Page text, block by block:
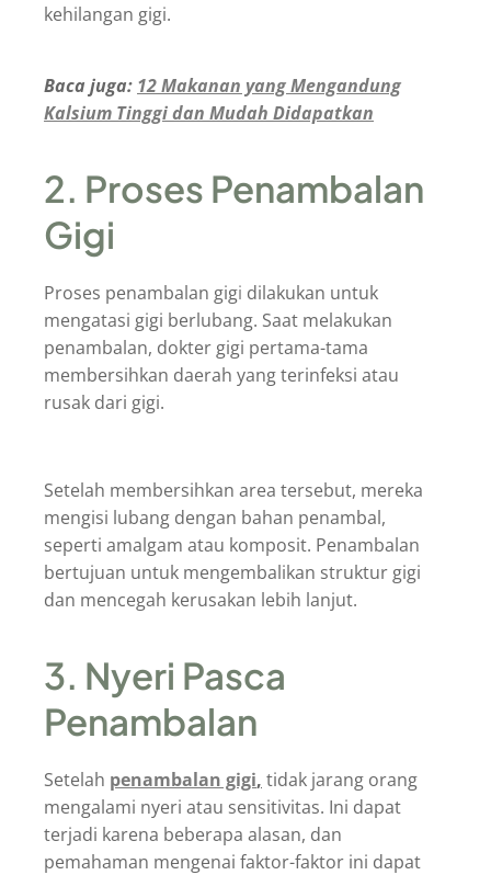
kehilangan gigi.
Baca juga: 12 Makanan yang Mengandung
Kalsium Tinggi dan Mudah Didapatkan
2. Proses Penambalan
Gigi
Proses penambalan gigi dilakukan untuk
mengatasi gigi berlubang. Saat melakukan
penambalan, dokter gigi pertama-tama
membersihkan daerah yang terinfeksi atau
rusak dari gigi.
Setelah membersihkan area tersebut, mereka
mengisi lubang dengan bahan penambal,
seperti amalgam atau komposit. Penambalan
bertujuan untuk mengembalikan struktur gigi
dan mencegah kerusakan lebih lanjut.
3. Nyeri Pasca
Penambalan
Setelah penambalan gigi, tidak jarang orang
mengalami nyeri atau sensitivitas. Ini dapat
terjadi karena beberapa alasan, dan
pemahaman mengenai faktor-faktor ini dapat